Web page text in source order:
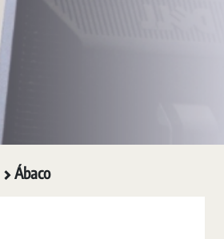
Ábaco